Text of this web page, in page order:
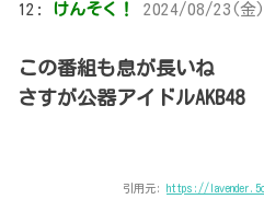
12: けんそく！ 2024/08/23(金
この番組も息が長いね
さすが公器アイドルAKB48
引用元: https://